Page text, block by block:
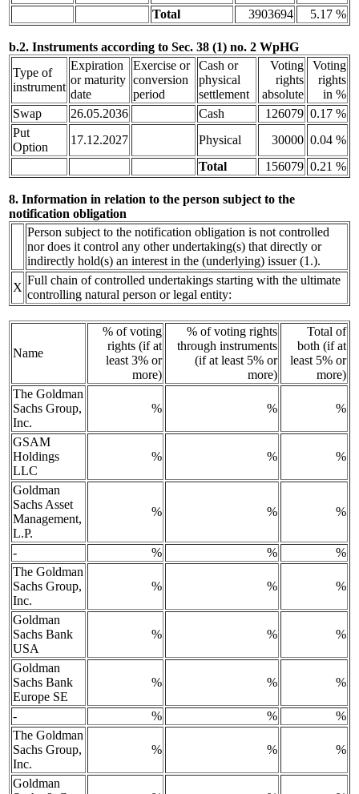
Total
3903694 5.17 %
b.2. Instruments according to Sec. 38 (1) no. 2 WpHG
Type of
instrument
Expiration
or maturity
date
Exercise or
conversion
period
Cash or
physical
settlement
Voting
rights
absolute
Voting
rights
in %
Swap
26.05.2036 Cash 126079 0.17 %
Put
Option
17.12.2027 Physical 30000 0.04 %
Total
156079 0.21 %
8. Information in relation to the person subject to the
notification obligation
Person subject to the notification obligation is not controlled
nor does it control any other undertaking(s) that directly or
indirectly hold(s) an interest in the (underlying) issuer (1.).
X
Full chain of controlled undertakings starting with the ultimate
controlling natural person or legal entity:
Name
% of voting
rights (if at
least 3% or
more)
% of voting rights
through instruments
(if at least 5% or
more)
Total of
both (if at
least 5% or
more)
The Goldman
Sachs Group,
Inc.
% % %
GSAM
Holdings
LLC
% % %
Goldman
Sachs Asset
Management,
L.P.
% % %
- % %
%
The Goldman
Sachs Group,
Inc.
% % %
Goldman
Sachs Bank
USA
% % %
Goldman
Sachs Bank
Europe SE
% % %
- % %
%
The Goldman
Sachs Group,
Inc.
% % %
Goldman